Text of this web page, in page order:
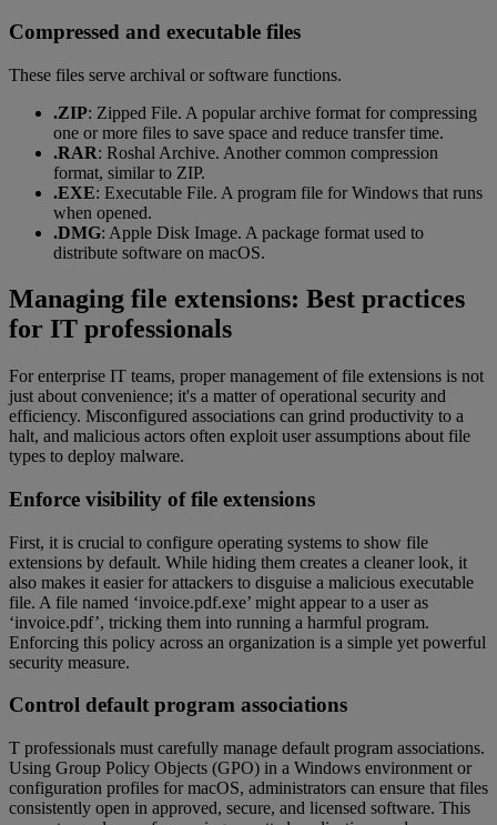
Compressed and executable files
These files serve archival or software functions.
.ZIP: Zipped File. A popular archive format for compressing
one or more files to save space and reduce transfer time.
.RAR: Roshal Archive. Another common compression
format, similar to ZIP.
.EXE: Executable File. A program file for Windows that runs
when opened.
.DMG: Apple Disk Image. A package format used to
distribute software on macOS.
Managing file extensions: Best practices
for IT professionals
For enterprise IT teams, proper management of file extensions is not
just about convenience; it's a matter of operational security and
efficiency. Misconfigured associations can grind productivity to a
halt, and malicious actors often exploit user assumptions about file
types to deploy malware.
Enforce visibility of file extensions
First, it is crucial to configure operating systems to show file
extensions by default. While hiding them creates a cleaner look, it
also makes it easier for attackers to disguise a malicious executable
file. A file named ‘invoice.pdf.exe’ might appear to a user as
‘invoice.pdf’, tricking them into running a harmful program.
Enforcing this policy across an organization is a simple yet powerful
security measure.
Control default program associations
T professionals must carefully manage default program associations.
Using Group Policy Objects (GPO) in a Windows environment or
configuration profiles for macOS, administrators can ensure that files
consistently open in approved, secure, and licensed software. This